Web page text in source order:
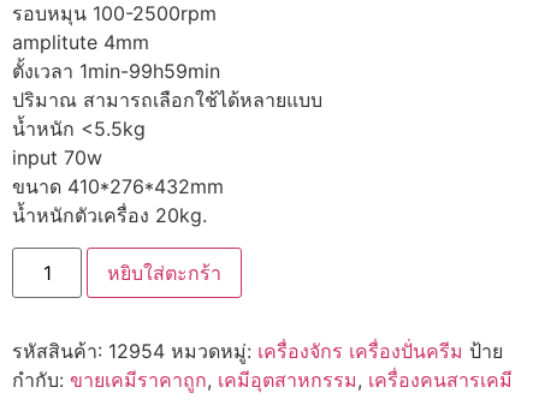
รอบหมุน 100-2500rpm
amplitute 4mm
ตั้งเวลา 1min-99h59min
ปริมาณ สามารถเลือกใช้ได้หลายแบบ
น้ำหนัก <5.5kg
input 70w
ขนาด 410*276*432mm
น้ำหนักตัวเครื่อง 20kg.
จำนวน
12954
เครื่อง
เขย่า
หลอด
หยิบใส่ตะกร้า
รหัสสินค้า: 12954 หมวดหมู่: เครื่องจักร เครื่องปั่นครีม ป้าย
กำกับ: ขายเคมีราคาถูก, เคมีอุตสาหกรรม, เครื่องคนสารเคมี